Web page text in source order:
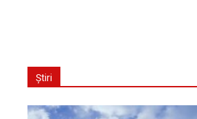
Știri